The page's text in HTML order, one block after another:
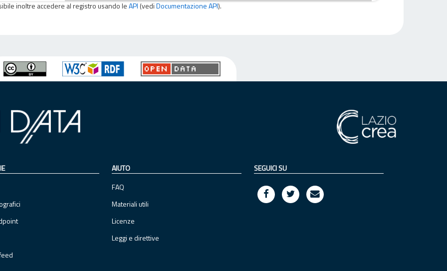
inoltre accedere al registro usando leAPI (vediDocumentazione API).
AIUTO
FAQ
Materiali utili
Licenze
Leggi e direttive
SEGUICI SU